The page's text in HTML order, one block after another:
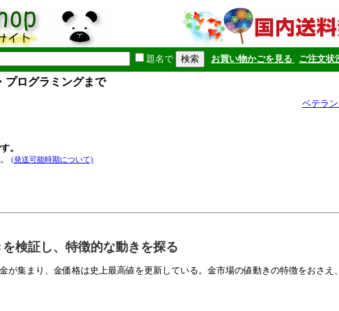
題名で お買い物かごを見る ご注文状
プログラミングまで
ベテラ
。
(発送可能時期について)
検証し、特徴的な動きを探る
が集まり、金価格は史上最高値を更新している。金市場の値動きの特徴をおさ